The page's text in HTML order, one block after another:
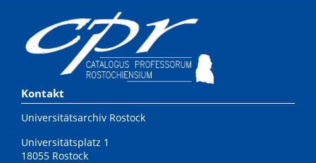
Kontakt
Universitätsarchiv Rostock
Universitätsplatz 1
18055 Rostock